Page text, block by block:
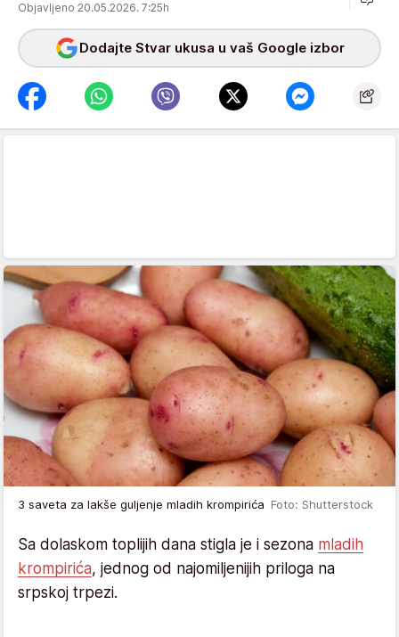
Objavljeno 20.05.2026. 7:25h
Dodajte Stvar ukusa u vaš Google izbor
3 saveta za lakše guljenje mladih krompirića Foto: Shutterstock
Sa dolaskom toplijih dana stigla je i sezona mladih
krompirića, jednog od najomiljenijih priloga na
srpskoj trpezi.